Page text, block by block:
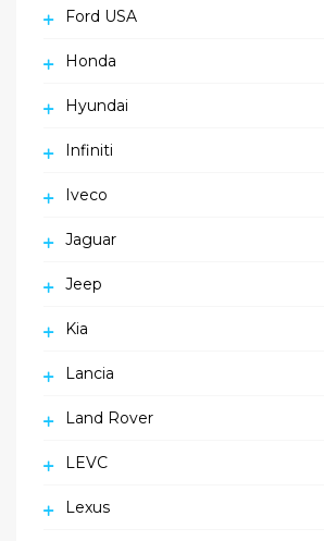
Ford USA
Honda
Hyundai
Infiniti
Iveco
Jaguar
Jeep
Kia
Lancia
Land Rover
LEVC
Lexus